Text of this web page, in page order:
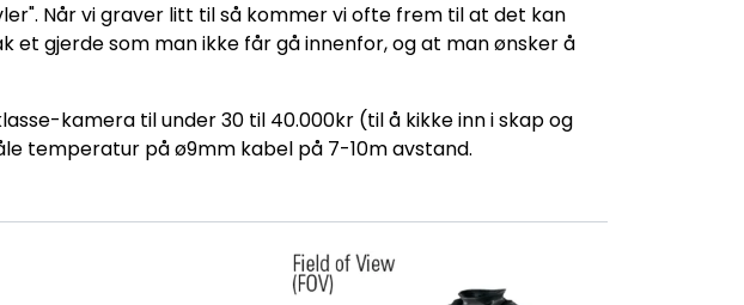
Når vi graver litt til så kommer vi ofte frem til at det kan
gjerde som man ikke får gå innenfor, og at man ønsker å
kamera til under 30 til 40.000kr (til å kikke inn i skap og
temperatur på ø9mm kabel på 7-10m avstand.